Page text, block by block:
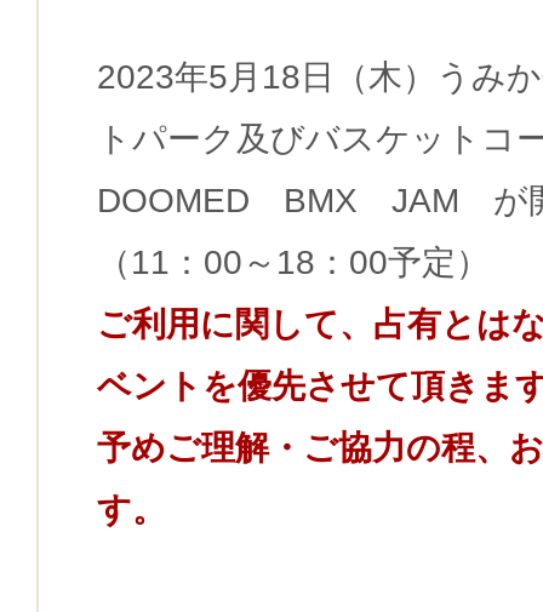
2023年5月18日（木）うみ
トパーク及びバスケットコ
DOOMED BMX JAM が
（11：00～18：00予定）
ご利用に関して、占有とは
ベントを優先させて頂きま
予めご理解・ご協力の程、
す。